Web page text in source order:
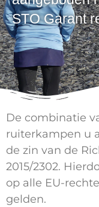
STO Garant
De combinatie
ruiterkampen u
de zin van de
2015/2302.
op alle EU-
gelden.